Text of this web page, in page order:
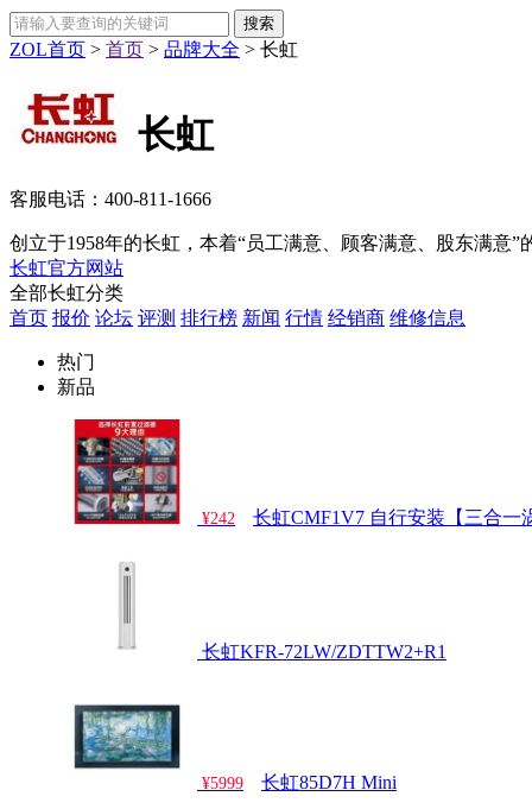
ZOL首页 > 首页 > 品牌大全 > 长虹
长虹
客服电话： 400-811-1666
创立于1958年的长虹，本着“员工满意、顾客满意、股东满意
长虹官方网站
全部长虹分类
首页 报价 论坛 评测 排行榜 新闻 行情 经销商 维修信息
热门
新品
¥242 长虹CMF1V7 自行安装【三合一
长虹KFR-72LW/ZDTTW2+R1
¥5999 长虹85D7H Mini